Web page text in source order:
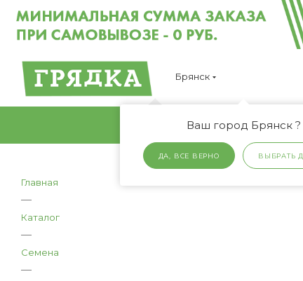
Брянск
Ваш город Брянск ?
ДА, ВСЕ ВЕРНО ВЫБРАТЬ
Главная
—
Каталог
—
Семена
—